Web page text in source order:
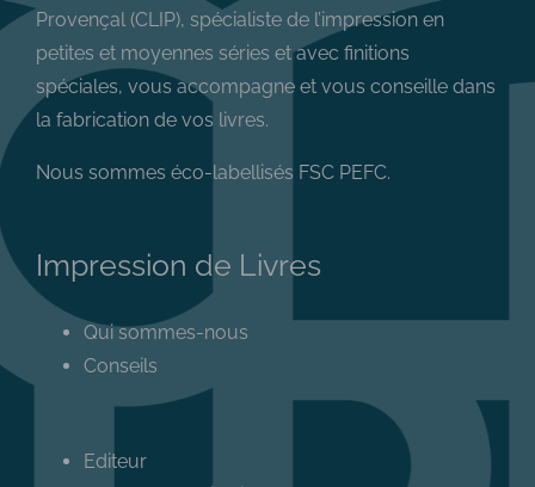
Provençal (CLIP), spécialiste de l’impression en
petites et moyennes séries et avec finitions
spéciales, vous accompagne et vous conseille dans
la fabrication de vos livres.
Nous sommes éco-labellisés FSC PEFC.
Impression de Livres
Qui sommes-nous
Conseils
Editeur